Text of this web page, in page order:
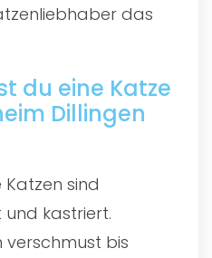
das
du eine Katze
Dillingen
Katzen sind
kastriert.
verschmust bis